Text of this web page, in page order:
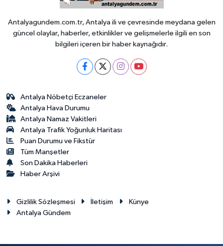
Antalyagundem.com.tr, Antalya ili ve çevresinde meydana gelen
güncel olaylar, haberler, etkinlikler ve gelişmelerle ilgili en son
bilgileri içeren bir haber kaynağıdır.
Antalya Nöbetçi Eczaneler
Antalya Hava Durumu
Antalya Namaz Vakitleri
Antalya Trafik Yoğunluk Haritası
Puan Durumu ve Fikstür
Tüm Manşetler
Son Dakika Haberleri
Haber Arşivi
Gizlilik Sözleşmesi İletişim
Künye
Antalya Gündem